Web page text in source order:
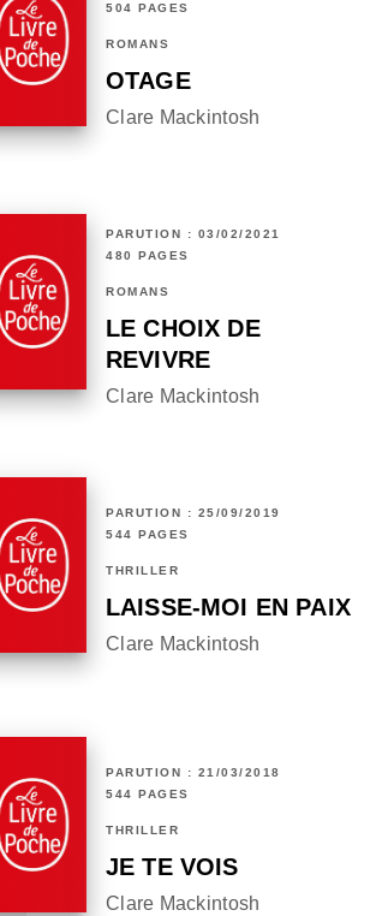
504 PAGES
ROMANS
OTAGE
Clare Mackintosh
PARUTION : 03/02/2021
480 PAGES
ROMANS
LE CHOIX DE
REVIVRE
Clare Mackintosh
PARUTION : 25/09/2019
544 PAGES
THRILLER
LAISSE-MOI EN PAIX
Clare Mackintosh
PARUTION : 21/03/2018
544 PAGES
THRILLER
JE TE VOIS
Clare Mackintosh